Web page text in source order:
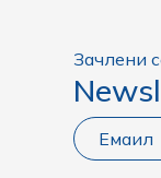
Зачлени